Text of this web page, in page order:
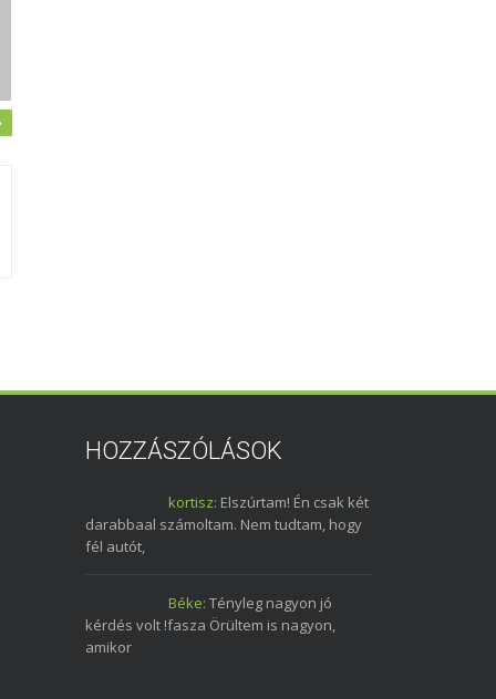
HOZZÁSZÓLÁSOK
kortisz: Elszúrtam! Én csak két
darabbaal számoltam. Nem tudtam, hogy
fél autót,
Béke: Tényleg nagyon jó
kérdés volt !fasza Örültem is nagyon,
amikor